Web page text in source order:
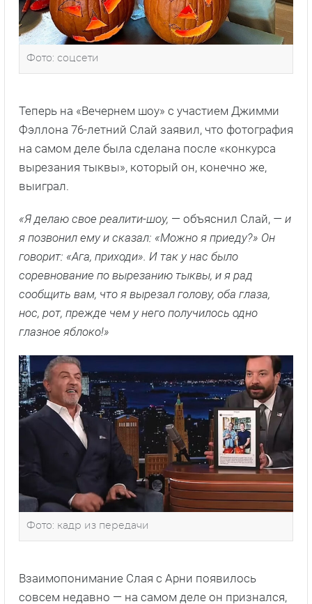
Фото: соцсети
Теперь на «Вечернем шоу» с участием Джимми
Фэллона 76-летний Слай заявил, что фотография
на самом деле была сделана после «конкурса
вырезания тыквы», который он, конечно же,
выиграл.
«Я делаю свое реалити-шоу, — объяснил Слай, — и
я позвонил ему и сказал: «Можно я приеду?» Он
говорит: «Ага, приходи». И так у нас было
соревнование по вырезанию тыквы, и я рад
сообщить вам, что я вырезал голову, оба глаза,
нос, рот, прежде чем у него получилось одно
глазное яблоко!»
Фото: кадр из передачи
Взаимопонимание Слая с Арни появилось
совсем недавно — на самом деле он признался,